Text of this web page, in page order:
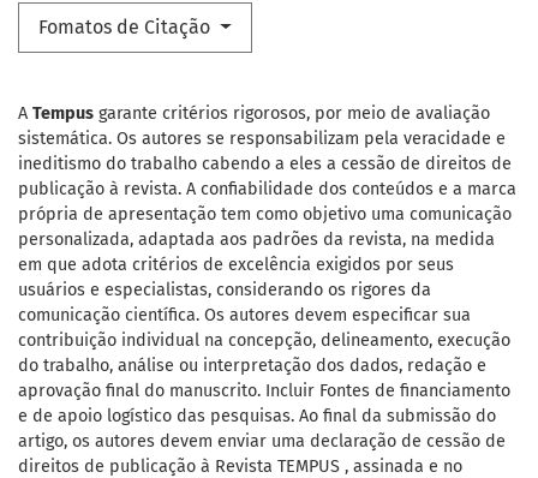
Fomatos de Citação
A Tempus garante critérios rigorosos, por meio de avaliação
sistemática. Os autores se responsabilizam pela veracidade e
ineditismo do trabalho cabendo a eles a cessão de direitos de
publicação à revista. A confiabilidade dos conteúdos e a marca
própria de apresentação tem como objetivo uma comunicação
personalizada, adaptada aos padrões da revista, na medida
em que adota critérios de excelência exigidos por seus
usuários e especialistas, considerando os rigores da
comunicação científica. Os autores devem especificar sua
contribuição individual na concepção, delineamento, execução
do trabalho, análise ou interpretação dos dados, redação e
aprovação final do manuscrito. Incluir Fontes de financiamento
e de apoio logístico das pesquisas. Ao final da submissão do
artigo, os autores devem enviar uma declaração de cessão de
direitos de publicação à Revista TEMPUS , assinada e no